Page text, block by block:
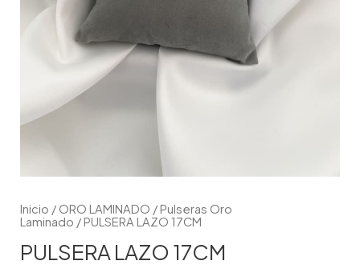
Inicio / ORO LAMINADO /Pulseras Oro
Laminado / PULSERA LAZO 17CM
PULSERA LAZO 17CM